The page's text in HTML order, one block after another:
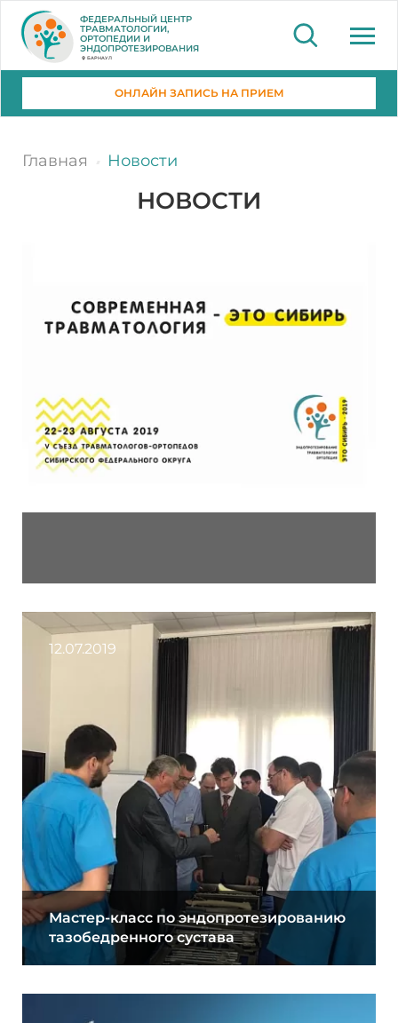
ФЕДЕРАЛЬНЫЙ ЦЕНТР
ТРАВМАТОЛОГИИ,
ОРТОПЕДИИ И
ЭНДОПРОТЕЗИРОВАНИЯ
БАРНАУЛ
ОНЛАЙН ЗАПИСЬ НА ПРИЕМ
Главная Новости
НОВОСТИ
12.07.2019
Мастер-класс по эндопротезированию
тазобедренного сустава